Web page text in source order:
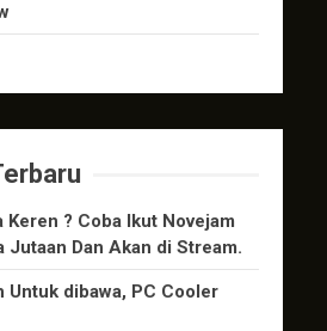
Keren ? Coba Ikut Novejam
Jutaan Dan Akan di Stream.
Untuk dibawa, PC Cooler